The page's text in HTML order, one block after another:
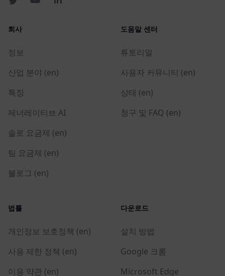
회사
정보
산업 분야 (en)
특징
제너레이티브 AI
솔로 요금제 (en)
팀 요금제 (en)
블로그 (en)
도움말 센터
튜토리얼
사용자 커뮤니티 (en)
상태 (en)
청구 및 FAQ (en)
법률
개인정보 보호정책 (en)
사용 제한 정책 (en)
이용 약관 (en)
다운로드
설치 방법
Google 크롬
Microsoft Edge